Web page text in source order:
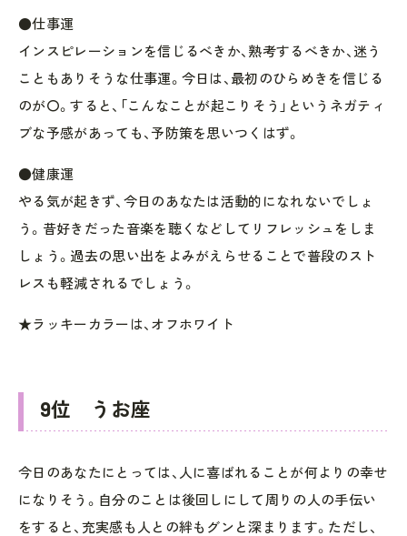
●仕事運
インスピレーションを信じるべきか、熟考するべきか、迷う
こともありそうな仕事運。今日は、最初のひらめきを信じる
のが〇。すると、「こんなことが起こりそう」というネガティ
ブな予感があっても、予防策を思いつくはず。
●健康運
やる気が起きず、今日のあなたは活動的になれないでしょ
う。昔好きだった音楽を聴くなどしてリフレッシュをしま
しょう。過去の思い出をよみがえらせることで普段のスト
レスも軽減されるでしょう。
★ラッキーカラーは、オフホワイト
9位 うお座
今日のあなたにとっては、人に喜ばれることが何よりの幸せ
になりそう。自分のことは後回しにして周りの人の手伝い
をすると、充実感も人との絆もグンと深まります。ただし、